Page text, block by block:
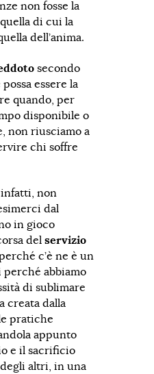
non fosse la
di cui la
dell’anima.
secondo
essere la
quando, per
disponibile o
non riusciamo a
chi soffre
non
dal
in gioco
del servizio
c’è ne è un
perché abbiamo
di sublimare
creata dalla
pratiche
appunto
e il sacrificio
altri, in una